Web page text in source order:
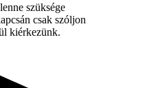
szüksége
csak szóljon
kiérkezünk.